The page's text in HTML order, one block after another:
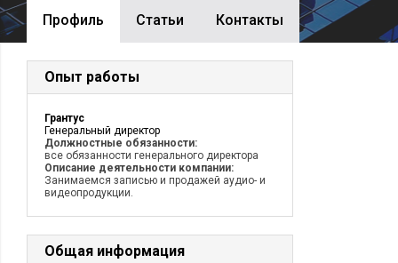
Профиль Cтатьи Контакты
Опыт работы
Грантус
Генеральный директор
Должностные обязанности:
все обязанности генерального директора
Описание деятельности компании:
Занимаемся записью и продажей аудио- и
видеопродукции.
Общая информация